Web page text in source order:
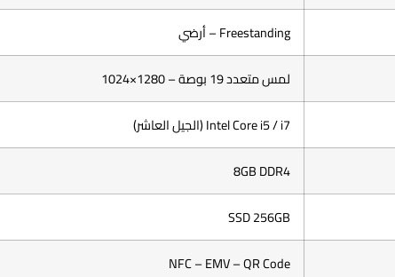
Freestanding – أرضي
لمس متعدد 19 بوصة – 1280×1024
Intel Core i5 / i7 (الجيل العاشر)
8GB DDR4
SSD 256GB
NFC – EMV – QR Code